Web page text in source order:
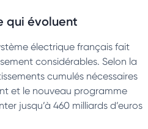
qui évoluent
électrique français fait
considérables. Selon la
cumulés nécessaires
et le nouveau programme
jusqu’à 460 milliards d’euros